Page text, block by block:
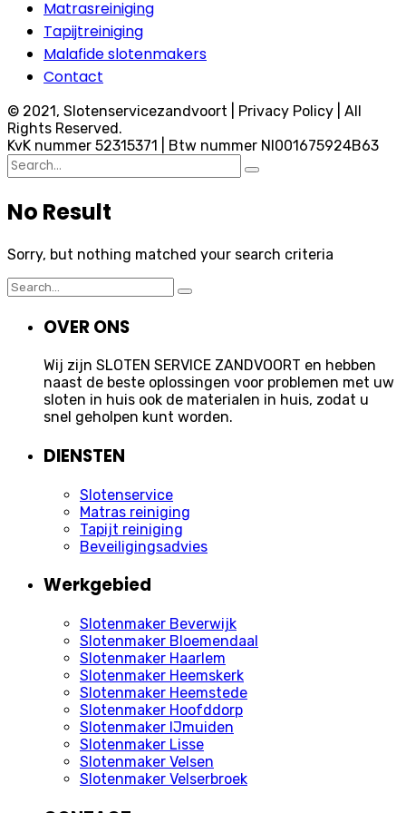
Matrasreiniging
Tapijtreiniging
Malafide slotenmakers
Contact
© 2021, Slotenservicezandvoort | Privacy Policy | All
Rights Reserved.
KvK nummer 52315371 | Btw nummer Nl001675924B63
Search
for:
No Result
Sorry, but nothing matched your search criteria
Search
for:
OVER ONS
Wij zijn SLOTEN SERVICE ZANDVOORT en hebben
naast de beste oplossingen voor problemen met uw
sloten in huis ook de materialen in huis, zodat u
snel geholpen kunt worden.
DIENSTEN
Slotenservice
Matras reiniging
Tapijt reiniging
Beveiligingsadvies
Werkgebied
Slotenmaker Beverwijk
Slotenmaker Bloemendaal
Slotenmaker Haarlem
Slotenmaker Heemskerk
Slotenmaker Heemstede
Slotenmaker Hoofddorp
Slotenmaker IJmuiden
Slotenmaker Lisse
Slotenmaker Velsen
Slotenmaker Velserbroek